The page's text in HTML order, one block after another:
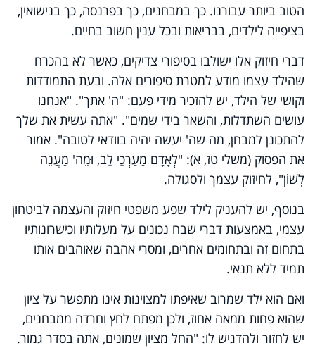
הטוב ביותר עבורנו. כך במבחנים, כך בפרנסה, כך בנישואין,
בציפייה לילדים, בבריאות ובכל ענין חשוב בחיים.
דברי חיזוק אלו ישולבו בסיפורי צדיקים, כאשר לא בהכרח
שהילד עצמו מודע למטרת סיפורים אלה. ובעת התמודדות
וקושי של הילד, יש להזכיר מידי פעם: "ה' אתך". "אנחנו
עושים השתדלות, והשאר בידי שמים". "אתה עשית את שלך
להתכונן למבחן, מה שה' יעשה יהיה בוודאי לטובה". אמור
את הפסוק (משלי טז, א): "לְאָדָם מַעַרְכֵי לֵב, וּמֵה' מַעֲנֵה
לָשׁוֹן", לחיזוק עצמך ולסגולה.
בנוסף, יש להעניק לילד שפע משפטי חיזוק והעצמה לביטחון
עצמי, באמצעות דברי שבח נכונים על מעלותיו וכישרונותיו
בתחום זה ובתחומים אחרים, ומסרי אהבה שאוהבים אותו
תמיד ללא תנאי.
ואם הוא ילד שמרוב שאיפתו למצוינות אינו מתפשר על ציון
שהוא פחות ממאה אחוז, ולכן מפתח לחץ וחרדה ממבחנים,
יש לחזור ולהדגיש לו: "החל מציון שמונים, אתה בסדר גמור.